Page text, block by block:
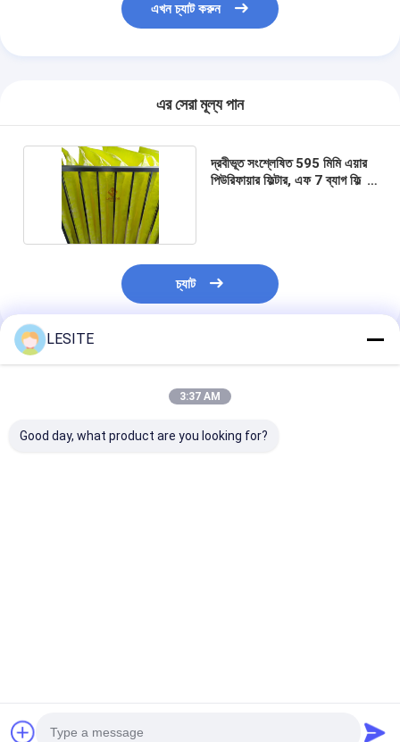
অ্যালুমিনিয়াম ব্যাগ ফিল্টার
ডাস্ট ব্যাগ ফিল্টার
অরিগামি ভাঁজ মেশিন
অতিস্বনক সেলাই মেশিন
বায়ু ফিল্টার ফ্রেম তৈরির মেশিন
হেপা ব্যাগ ফিল্টার
এখন চ্যাট করুন
এর সেরা মূল্য পান
দ্রবীভূত সংশ্লেষিত 595 মিমি এয়ার
পিউরিফায়ার ফিল্টার, এফ 7 ব্যাগ ফিল্টার
চ্যাট
প্রস্তাবিত পণ্য
Lesite electromechanical equipment Co., LTD. All Rights Reserved.
LESITE
3:37 AM
Good day, what product are you looking for?